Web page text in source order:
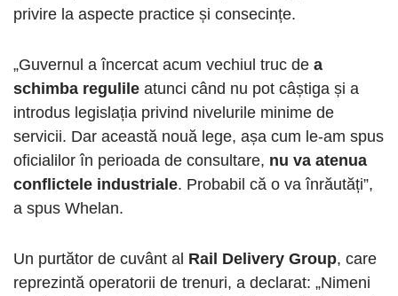
privire la aspecte practice și consecințe.
„Guvernul a încercat acum vechiul truc de a
schimba regulile atunci când nu pot câștiga și a
introdus legislația privind nivelurile minime de
servicii. Dar această nouă lege, așa cum le-am spus
oficialilor în perioada de consultare, nu va atenua
conflictele industriale. Probabil că o va înrăutăți”,
a spus Whelan.
Un purtător de cuvânt al Rail Delivery Group, care
reprezintă operatorii de trenuri, a declarat: „Nimeni